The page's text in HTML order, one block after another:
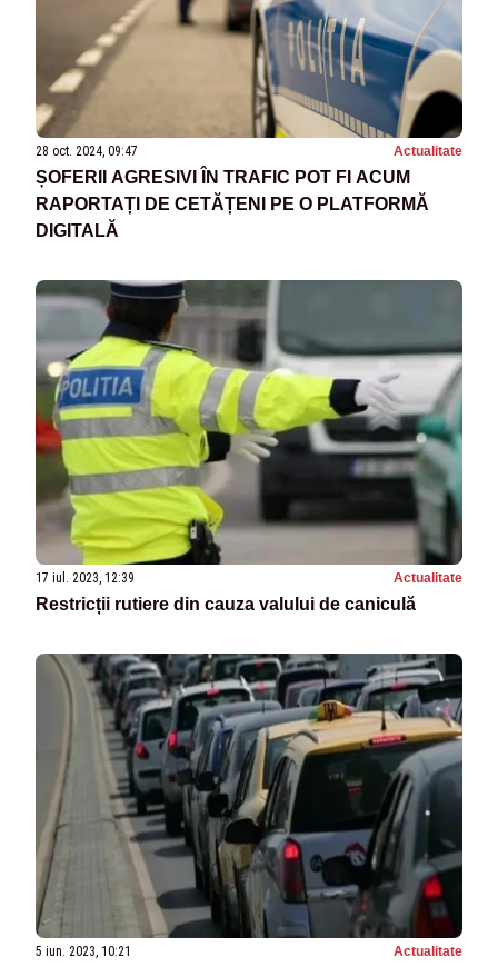
28 oct. 2024, 09:47 Actualitate
ȘOFERII AGRESIVI ÎN TRAFIC POT FI ACUM
RAPORTAȚI DE CETĂȚENI PE O PLATFORMĂ
DIGITALĂ
17 iul. 2023, 12:39 Actualitate
Restricții rutiere din cauza valului de caniculă
5 iun. 2023, 10:21 Actualitate